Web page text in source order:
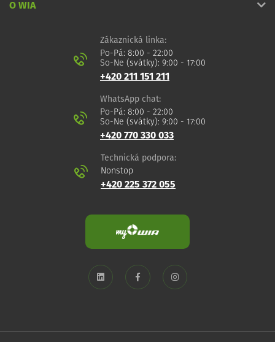
O WIA
Zákaznická linka:
Po-Pá: 8:00 - 22:00
So-Ne (svátky): 9:00 - 17:00
+420 211 151 211
WhatsApp chat:
Po-Pá: 8:00 - 22:00
So-Ne (svátky): 9:00 - 17:00
+420 770 330 033
Technická podpora:
Nonstop
+420 225 372 055